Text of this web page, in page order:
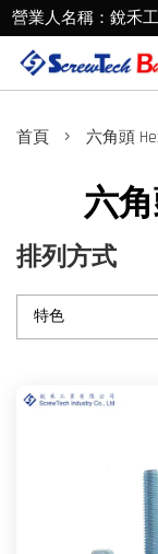
營業人名稱：銳禾
首頁 › 六角頭
六角
排列方式